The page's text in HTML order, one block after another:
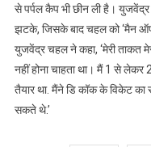
से पर्पल कैप भी छीन ली है।
झटके, जिसके बाद चहल को ‘मैन ऑफ
युजवेंद्र चहल ने कहा, ‘मेरी ताकत
नहीं होना चाहता था। मैं 1 से
तैयार था. मैंने डि कॉक के विकेट का
सकते थे.’